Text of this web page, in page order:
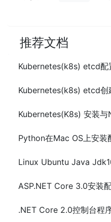
推荐文档
Kubernetes(k8s) etcd配
Kubernetes(k8s) etcd创
Kubernetes(K8s) 安装与